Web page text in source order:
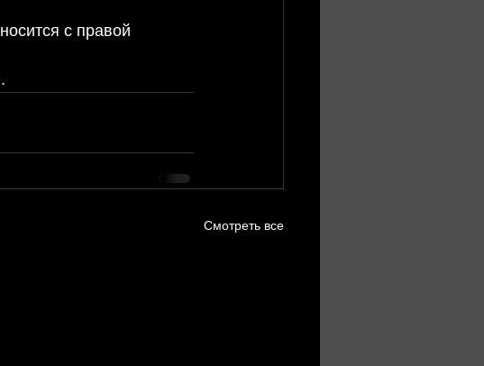
с правой
Смотреть все